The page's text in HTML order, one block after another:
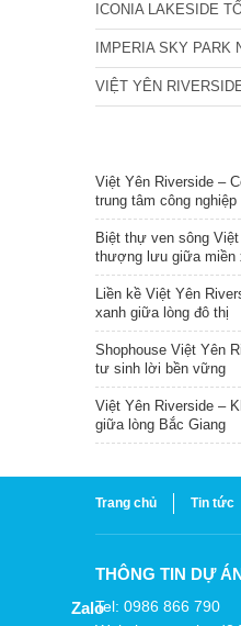
ICONIA LAKESIDE
IMPERIA SKY PARK
VIỆT YÊN
Việt Yên Riverside –
trung tâm công
Biệt thự ven sông
thượng lưu giữa miền
Liền kề Việt Yên
xanh giữa lòng đô thị
Shophouse Việt Yên
tư sinh lời bền vững
Việt Yên Riverside –
giữa lòng Bắc Giang
Trang chủ Tin tức
THÔNG TIN DỰ
Tel: 0986 866 790
Zalo